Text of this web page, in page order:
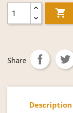

Share
Description